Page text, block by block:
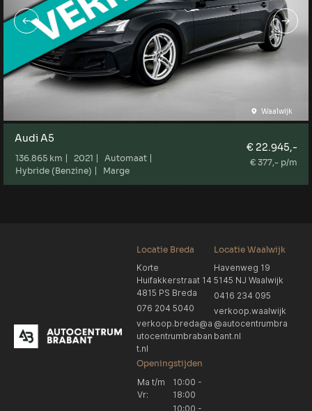
Waalwijk
Audi A5
136.865 km 2021
Automaat
Hybride (Benzine)
Marge
€ 22.945,-
€ 377,- p/m
Locatie Breda
Korte
Huifakkerstraat 14
4815 PS Breda
076 204 5040
verkoop.breda@a
utocentrumbraban
t.nl
Locatie Waalwijk
Havenweg 19
5145 NJ Waalwijk
0416 234 095
verkoop.waalwijk
@autocentrumbra
bant.nl
Openingstijden
Ma t/m
Vr:
10:00 -
18:00
10:00 -